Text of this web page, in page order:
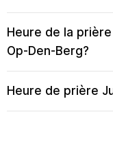
Heure de la
Op-Den-Berg?
Heure de prière